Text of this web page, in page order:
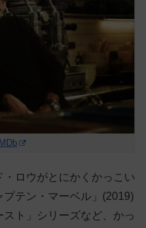
IMDb
ロウがとにかくかっこい
テン・マーベル」(2019)
ト」シリーズなど、かっ